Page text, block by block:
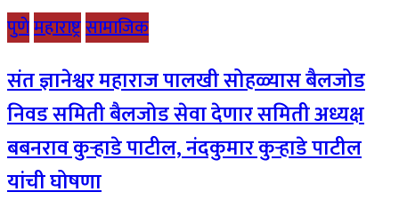
पुणेमहाराष्ट्रसामाजिक
संत ज्ञानेश्वर महाराज पालखी सोहळ्यास बैलजोड
निवड समिती बैलजोड सेवा देणार समिती अध्यक्ष
बबनराव कुऱ्हाडे पाटील, नंदकुमार कुऱ्हाडे पाटील
यांची घोषणा